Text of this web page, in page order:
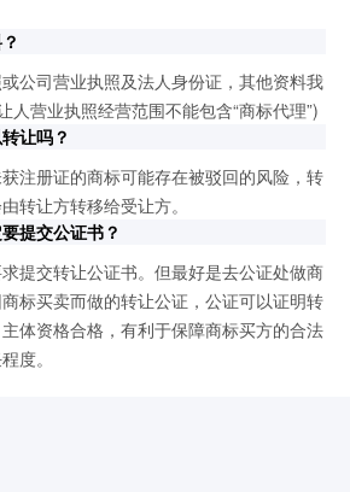
公司营业执照及法人身份证，其他资料我
人营业执照经营范围不能包含“商标代理”)
让吗？
注册证的商标可能存在被驳回的风险，转
转让方转移给受让方。
提交公证书？
提交转让公证书。但最好是去公证处做商
标买卖而做的转让公证，公证可以证明转
体资格合格，有利于保障商标买方的合法
度。